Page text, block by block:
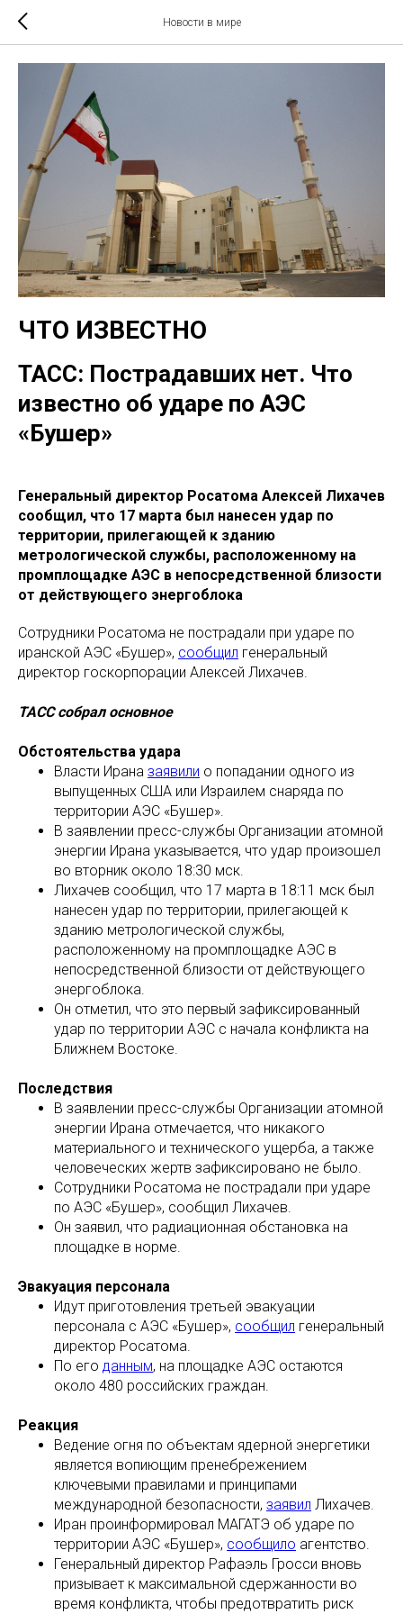
Новости в мире
ЧТО ИЗВЕСТНО
ТАСС: Пострадавших нет. Что
известно об ударе по АЭС
«Бушер»
Генеральный директор Росатома Алексей Лихачев
сообщил, что 17 марта был нанесен удар по
территории, прилегающей к зданию
метрологической службы, расположенному на
промплощадке АЭС в непосредственной близости
от действующего энергоблока
Сотрудники Росатома не пострадали при ударе по
иранской АЭС «Бушер», сообщил генеральный
директор госкорпорации Алексей Лихачев.
ТАСС собрал основное
Обстоятельства удара
Власти Ирана заявили о попадании одного из
выпущенных США или Израилем снаряда по
территории АЭС «Бушер».
В заявлении пресс-службы Организации атомной
энергии Ирана указывается, что удар произошел
во вторник около 18:30 мск.
Лихачев сообщил, что 17 марта в 18:11 мск был
нанесен удар по территории, прилегающей к
зданию метрологической службы,
расположенному на промплощадке АЭС в
непосредственной близости от действующего
энергоблока.
Он отметил, что это первый зафиксированный
удар по территории АЭС с начала конфликта на
Ближнем Востоке.
Последствия
В заявлении пресс-службы Организации атомной
энергии Ирана отмечается, что никакого
материального и технического ущерба, а также
человеческих жертв зафиксировано не было.
Сотрудники Росатома не пострадали при ударе
по АЭС «Бушер», сообщил Лихачев.
Он заявил, что радиационная обстановка на
площадке в норме.
Эвакуация персонала
Идут приготовления третьей эвакуации
персонала с АЭС «Бушер», сообщил генеральный
директор Росатома.
По его данным, на площадке АЭС остаются
около 480 российских граждан.
Реакция
Ведение огня по объектам ядерной энергетики
является вопиющим пренебрежением
ключевыми правилами и принципами
международной безопасности, заявил Лихачев.
Иран проинформировал МАГАТЭ об ударе по
территории АЭС «Бушер», сообщило агентство.
Генеральный директор Рафаэль Гросси вновь
призывает к максимальной сдержанности во
время конфликта, чтобы предотвратить риск